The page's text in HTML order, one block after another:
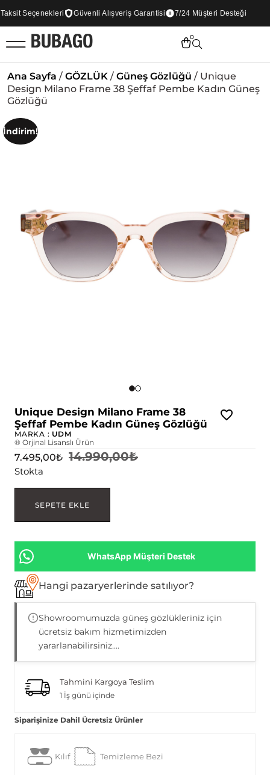
Seçenekleri Güvenli Alışveriş Garantisi 7/24 Müşteri Desteği
0
Ana Sayfa / GÖZLÜK / Güneş Gözlüğü / Unique
Design Milano Frame 38 Şeffaf Pembe Kadın Güneş
Gözlüğü
İndirim!
Unique Design Milano Frame 38
Şeffaf Pembe Kadın Güneş Gözlüğü
MARKA : UDM
® Orjinal Lisanslı Ürün
14.990,00₺
7.495,00₺
Stokta
SEPETE EKLE
WhatsApp Müşteri Destek
Hangi pazaryerlerinde satılıyor?
Showroomumuzda güneş gözlükleriniz için
ücretsiz bakım hizmetimizden
yararlanabilirsiniz....
Tahmini Kargoya Teslim
1 İş günü içinde
Siparişinize Dahil Ücretsiz Ürünler
Kılıf Temizleme Bezi